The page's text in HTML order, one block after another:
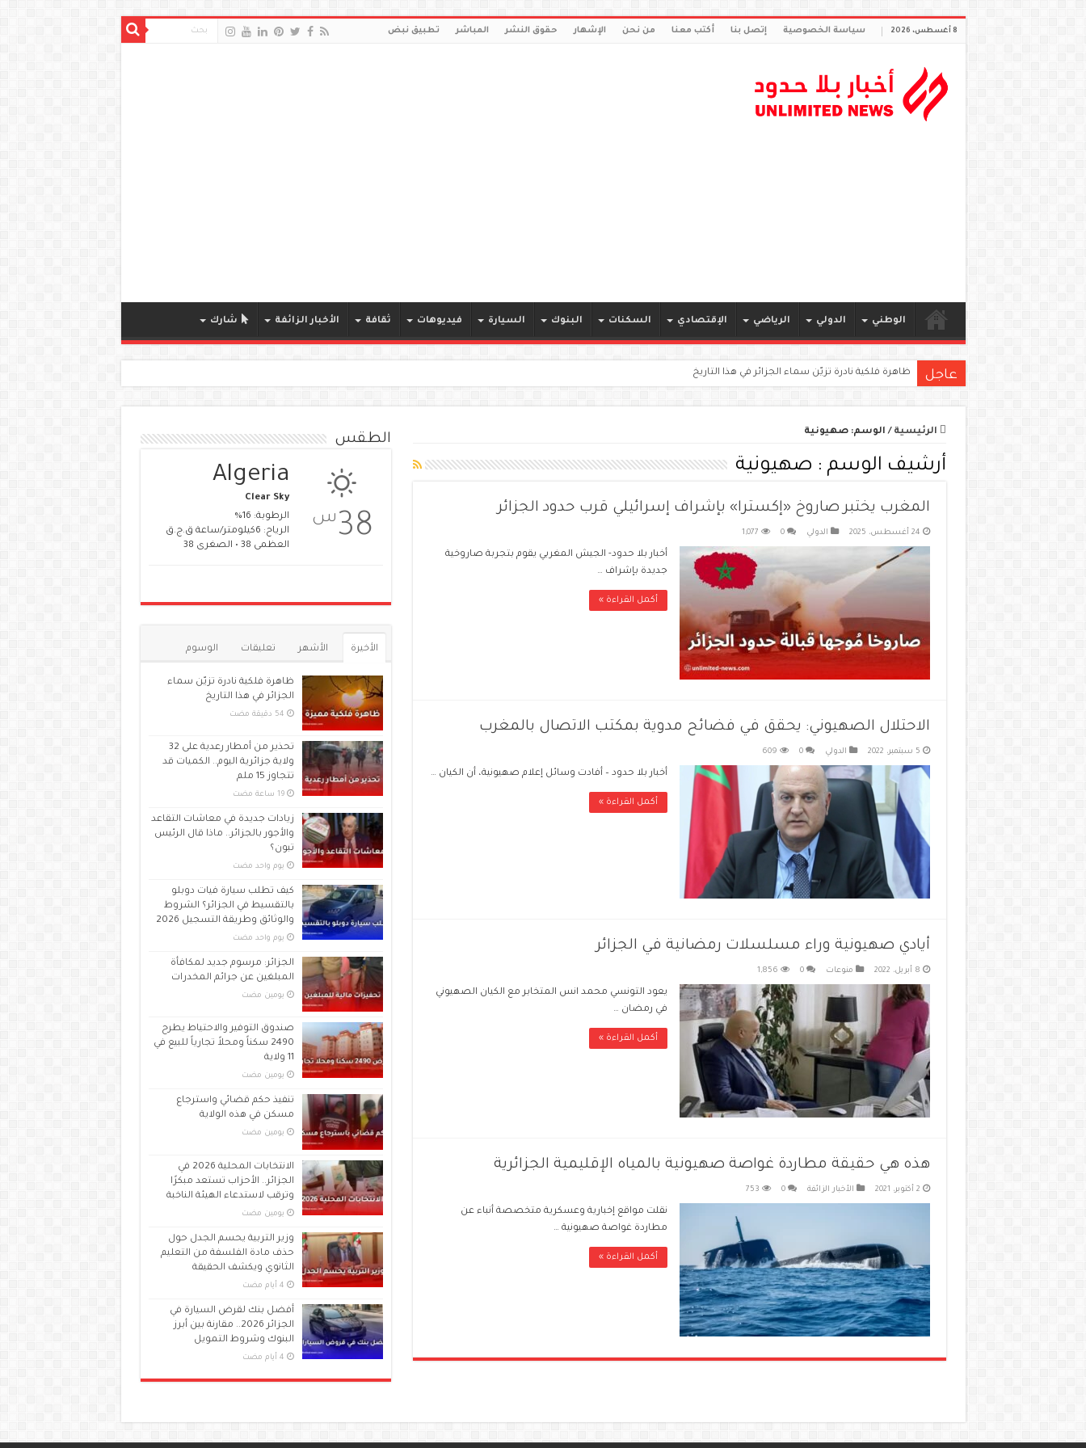
8 أغسطس، 2026 سياسة الخصوصية إتصل بنا أكتب معنا من نحن الإشهار حقوق النشر المباشر تطبيق نبض
الوطني الدولي الرياضي الإقتصادي السكنات البنوك السيارة فيديوهات ثقافة الأخبار الزائفة شارك
عاجل ظاهرة فلكية نادرة تزيّن سماء الجزائر في هذا التاريخ
الرئيسية / الوسم:صهيونية
أرشيف الوسم : صهيونية
المغرب يختبر صاروخ «إكسترا» بإشراف إسرائيلي قرب حدود الجزائر
24 أغسطس، 2025 الدولي 0
1,077
أخبار بلا حدود- الجيش المغربي يقوم بتجربة صاروخية
جديدة بإشراف …
أكمل القراءة »
الاحتلال الصهيوني: يحقق في فضائح مدوية بمكتب الاتصال بالمغرب
5 سبتمبر، 2022 الدولي 0
609
أخبار بلا حدود – أفادت وسائل إعلام صهيونية، أن الكيان …
أكمل القراءة »
أيادي صهيونية وراء مسلسلات رمضانية في الجزائر
8 أبريل، 2022 منوعات 0
1,856
يعود التونسي محمد انس المتخابر مع الكيان الصهيوني
في رمضان …
أكمل القراءة »
هذه هي حقيقة مطاردة غواصة صهيونية بالمياه الإقليمية الجزائرية
2 أكتوبر، 2021 الأخبار الزائفة 0
753
نقلت مواقع إخبارية وعسكرية متخصصة أنباء عن
مطاردة غواصة صهيونية …
أكمل القراءة »
الطقس
38 س
Algeria
Clear Sky
الرطوبة: 16%
الرياح: 6كيلومتر/ساعة ق.ج.ق
العظمى 38 • الصغرى 38
الأخيرة الأشهر تعليقات الوسوم
ظاهرة فلكية نادرة تزيّن سماء
الجزائر في هذا التاريخ
تحذير من أمطار رعدية على 32
ولاية جزائرية اليوم.. الكميات قد
تتجاوز 15 ملم
‏19 ساعة مضت
زيادات جديدة في معاشات التقاعد
والأجور بالجزائر.. ماذا قال الرئيس
تبون؟
‏يوم واحد مضت
كيف تطلب سيارة فيات دوبلو
بالتقسيط في الجزائر؟ الشروط
والوثائق وطريقة التسجيل 2026
‏يوم واحد مضت
الجزائر: مرسوم جديد لمكافأة
المبلغين عن جرائم المخدرات
‏يومين مضت
صندوق التوفير والاحتياط يطرح
2490 سكناً ومحلاً تجارياً للبيع في
11 ولاية
‏يومين مضت
تنفيذ حكم قضائي واسترجاع
مسكن في هذه الولاية
‏يومين مضت
الانتخابات المحلية 2026 في
الجزائر.. الأحزاب تستعد مبكرًا
وترقب لاستدعاء الهيئة الناخبة
‏يومين مضت
وزير التربية يحسم الجدل حول
حذف مادة الفلسفة من التعليم
الثانوي ويكشف الحقيقة
أفضل بنك لقرض السيارة في
الجزائر 2026.. مقارنة بين أبرز
البنوك وشروط التمويل